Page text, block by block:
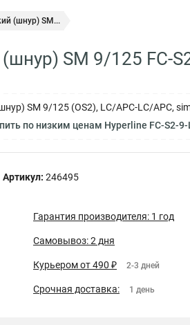
(шнур) SM...
SM 9/125 FC-
SM 9/125 (OS2), LC/APC-LC/APC,
по низким ценам Hyperline FC-S2-
Артикул: 246495
Гарантия производителя: 1 год
Самовывоз: 2 дня
Курьером от 490 ₽ 2-3 дней
Срочная доставка: 1 день